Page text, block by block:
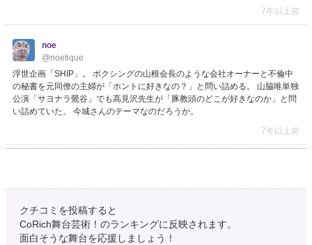
7年以上前
noe
@noetique
浮世企画「SHIP」。 ボクシングの山根会長のような会社オーナーと不倫中
の秘書を元同僚の主婦が「ホントに好きなの？」と問い詰める。 山脇唯単独
公演「サヨナラ鶯谷」でも高見沢先生が「豚教頭のどこが好きなのか」と問
い詰めていた。 今城さんのテーマなのだろうか。
7年以上前
タッフの皆様、そして山脇さんとにしみちゃん、イマギちゃん、ほんとにほ
んとにありがとうございました。 めちゃくちゃ素敵な役者さんとこんなにで
きて幸せでした。 ゲ…
https://t.co/NQERRKGaHY
クチコミを投稿すると
CoRich舞台芸術！のランキングに反映されます。
面白そうな舞台を応援しましょう！